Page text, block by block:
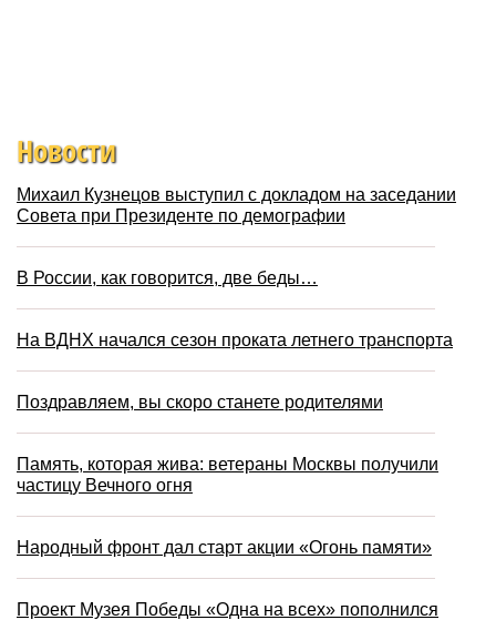
Новости
Михаил Кузнецов выступил с докладом на заседании
Совета при Президенте по демографии
В России, как говорится, две беды…
На ВДНХ начался сезон проката летнего транспорта
Поздравляем, вы скоро станете родителями
Память, которая жива: ветераны Москвы получили
частицу Вечного огня
Народный фронт дал старт акции «Огонь памяти»
Проект Музея Победы «Одна на всех» пополнился